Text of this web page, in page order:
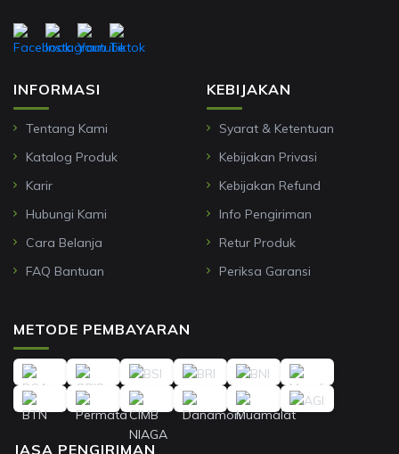
INFORMASI
Tentang Kami
Katalog Produk
Karir
Hubungi Kami
Cara Belanja
FAQ Bantuan
KEBIJAKAN
Syarat & Ketentuan
Kebijakan Privasi
Kebijakan Refund
Info Pengiriman
Retur Produk
Periksa Garansi
METODE PEMBAYARAN
JASA PENGIRIMAN